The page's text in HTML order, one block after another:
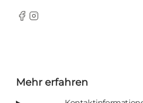
Facebook
Instagram
Mehr erfahren